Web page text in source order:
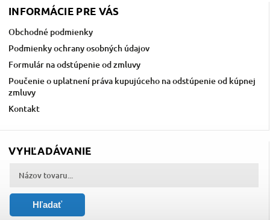
INFORMÁCIE PRE VÁS
Obchodné podmienky
Podmienky ochrany osobných údajov
Formulár na odstúpenie od zmluvy
Poučenie o uplatnení práva kupujúceho na odstúpenie od kúpnej
zmluvy
Kontakt
VYHĽADÁVANIE
Hľadať